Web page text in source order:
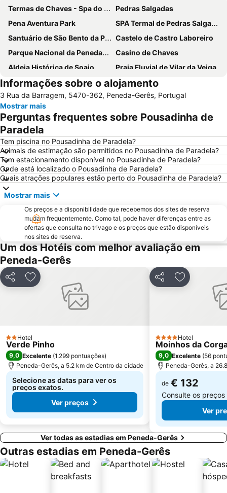
Termas de Chaves - Spa do Imperador
Pedras Salgadas
Pena Aventura Park
SPA Termal de Pedras Salgadas
Santuário de São Bento da Porta Aberta
Castelo de Castro Laboreiro
Parque Nacional da Peneda-Gerês
Casino de Chaves
Aldeia Histórica de Soajo
Praia Fluvial de Vilar da Veiga
Braga Parque
Estádio Municipal de Braga - Estádio AXA
Bom Jesus do Monte
Cascata do Tahiti - Ermida
Termas Romanas do Alto da Cividade
Estação de Caminhos de Ferro de Braga
Aquático de Fafe
Lago dos Cisnes
DiverLanhoso
Minho Center
Albufeira do Ermal
Elevador do Bom Jesus do Monte
Santuário de Nossa Senhora da Peneda
Parque Natural da Baixa Limia Serra do Xurés
Parque de Exposições de Braga
Fluvial de Adaúfe
Parque Natural do Alvão
Barragem do Alto-Lindoso
Cascata do Arado
Praia Fluvial de Ponte da Barca
Castelo de Guimarães
Parque Termal do Peso
Complexo Desportivo Universitário de Gualtar
Chaves Airport
Núcleo Ferroviário de Arco de Baúlhe
Da Rodovia
Trilho do Vale do Teixeira
Igreja de Geraz do Minho
Santuário de Nossa Senhora do Sameiro
Igreja Matriz de Refóios do Lima
Santuário da Nossa Senhora do Porto de Ave
Estádio D. Afonso Henriques
Informações sobre o alojamento
3 Rua da Barragem, 5470-362, Peneda-Gerês, Portugal
Mostrar mais
Perguntas frequentes sobre Pousadinha de
Paradela
Tem piscina no Pousadinha de Paradela?
Animais de estimação são permitidos no Pousadinha de Paradela?
Tem estacionamento disponível no Pousadinha de Paradela?
Onde está localizado o Pousadinha de Paradela?
Quais atrações populares estão perto do Pousadinha de Paradela?
Mostrar mais
Os preços e a disponibilidade que recebemos dos sites de reserva
mudam frequentemente. Como tal, pode haver diferenças entre as
ofertas que consulta no trivago e os preços que estão disponíveis
nos sites de reserva.
Um dos Hotéis com melhor avaliação em
Peneda-Gerês
PartilharAdicionar aos favoritos
2 Estrelas
Hotel
Verde Pinho
9,0 Excelente (1.299 pontuações)
Peneda-Gerês, a 5.2 km de Centro da cidade
Selecione as datas para ver os
preços exatos.
Ver preços
PartilharAdicionar
4 Estrelas
Hotel
Moinhos da
9,0 Excelente (56
Peneda-Gerês, a
de € 132
Consulte os
Ver
Ver todas as estadias em Peneda-Gerês
Outras estadias em Peneda-Gerês